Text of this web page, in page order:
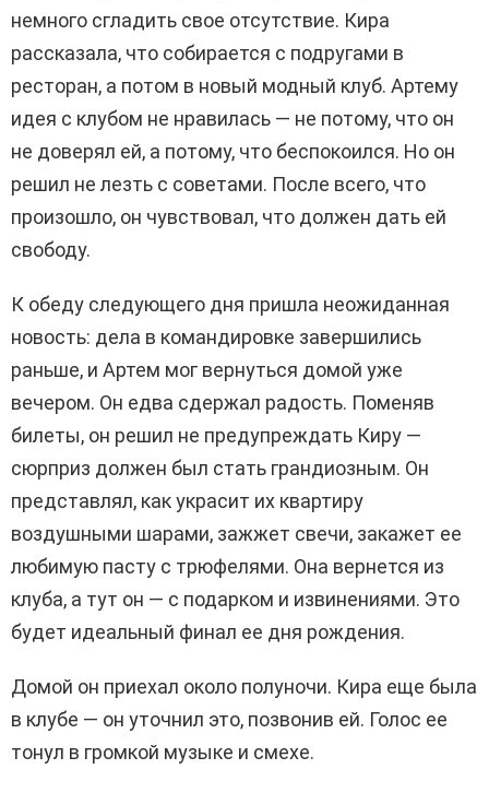
немного сгладить свое отсутствие. Кира
рассказала, что собирается с подругами в
ресторан, а потом в новый модный клуб. Артему
идея с клубом не нравилась — не потому, что он
не доверял ей, а потому, что беспокоился. Но он
решил не лезть с советами. После всего, что
произошло, он чувствовал, что должен дать ей
свободу.
К обеду следующего дня пришла неожиданная
новость: дела в командировке завершились
раньше, и Артем мог вернуться домой уже
вечером. Он едва сдержал радость. Поменяв
билеты, он решил не предупреждать Киру —
сюрприз должен был стать грандиозным. Он
представлял, как украсит их квартиру
воздушными шарами, зажжет свечи, закажет ее
любимую пасту с трюфелями. Она вернется из
клуба, а тут он — с подарком и извинениями. Это
будет идеальный финал ее дня рождения.
Домой он приехал около полуночи. Кира еще была
в клубе — он уточнил это, позвонив ей. Голос ее
тонул в громкой музыке и смехе.